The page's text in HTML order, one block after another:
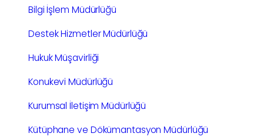
Bilgi İşlem Müdürlüğü
Destek Hizmetler Müdürlüğü
Hukuk Müşavirliği
Konukevi Müdürlüğü
Kurumsal İletişim Müdürlüğü
Kütüphane ve Dökümantasyon Müdürlüğü